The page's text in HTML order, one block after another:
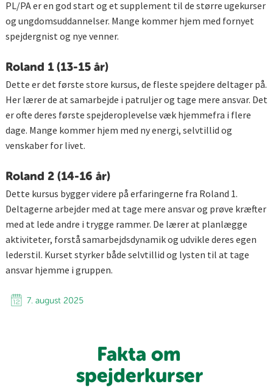
PL/PA er en god start og et supplement til de større ugekurser
og ungdomsuddannelser. Mange kommer hjem med fornyet
spejdergnist og nye venner.
Roland 1 (13-15 år)
Dette er det første store kursus, de fleste spejdere deltager på.
Her lærer de at samarbejde i patruljer og tage mere ansvar. Det
er ofte deres første spejderoplevelse væk hjemmefra i flere
dage. Mange kommer hjem med ny energi, selvtillid og
venskaber for livet.
Roland 2 (14-16 år)
Dette kursus bygger videre på erfaringerne fra Roland 1.
Deltagerne arbejder med at tage mere ansvar og prøve kræfter
med at lede andre i trygge rammer. De lærer at planlægge
aktiviteter, forstå samarbejdsdynamik og udvikle deres egen
lederstil. Kurset styrker både selvtillid og lysten til at tage
ansvar hjemme i gruppen.
7. august 2025
Fakta om
spejderkurser